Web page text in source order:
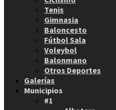
Tenis
Gimnasia
Baloncesto
Fútbol Sala
Voleybol
Balonmano
Otros Deportes
Galerías
Municipios
#1